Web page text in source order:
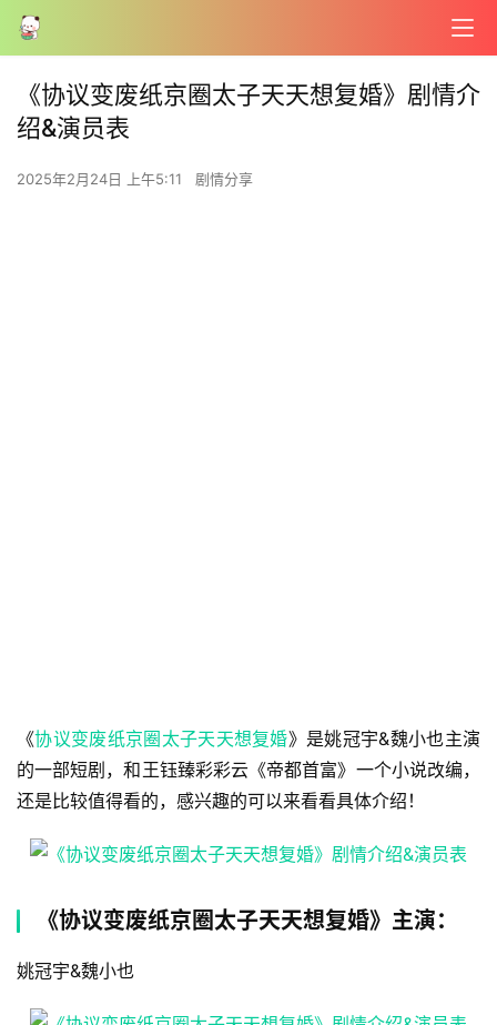
《协议变废纸京圈太子天天想复婚》剧情介
绍&演员表
2025年2月24日 上午5:11 剧情分享
《协议变废纸京圈太子天天想复婚》是姚冠宇&魏小也主演
的一部短剧，和王钰臻彩彩云《帝都首富》一个小说改编，
还是比较值得看的，感兴趣的可以来看看具体介绍！
《协议变废纸京圈太子天天想复婚》主演：
姚冠宇&魏小也